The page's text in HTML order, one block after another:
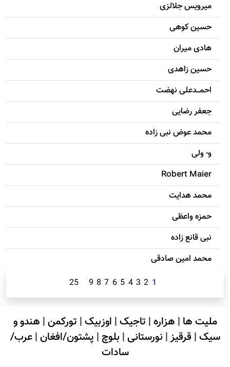
میرویس جلالزی
حسين کوهی
هادی ميران
حسين زاهدی
احمـــدعلی نهضت
جعفر رضایی
محمد عوض نبی زاده
و- ولی
Robert Maier
محمد هدایت
حمزه واعظی
نبی قانع زاده
محمد امين صادقی
1
2
3
4
5
6
7
8
9
25
ملیت ها | هزاره| تاجیک| اوزبیک| تورکمن| هندو و
سیک| قرقیز| نورستانی| بلوچ | پشتون/افغان|عرب/
سادات